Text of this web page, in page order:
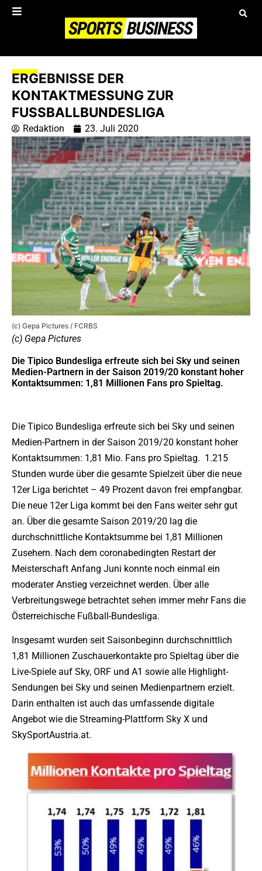
ERGEBNISSE DER
KONTAKTMESSUNG ZUR
FUSSBALLBUNDESLIGA
Redaktion 23. Juli 2020
(c) Gepa Pictures / FCRBS
(c) Gepa Pictures
Die Tipico Bundesliga erfreute sich bei Sky und seinen
Medien-Partnern in der Saison 2019/20 konstant hoher
Kontaktsummen: 1,81 Millionen Fans pro Spieltag.
Die Tipico Bundesliga erfreute sich bei Sky und seinen
Medien-Partnern in der Saison 2019/20 konstant hoher
Kontaktsummen: 1,81 Mio. Fans pro Spieltag. 1.215
Stunden wurde über die gesamte Spielzeit über die neue
12er Liga berichtet – 49 Prozent davon frei empfangbar.
Die neue 12er Liga kommt bei den Fans weiter sehr gut
an. Über die gesamte Saison 2019/20 lag die
durchschnittliche Kontaktsumme bei 1,81 Millionen
Zusehern. Nach dem coronabedingten Restart der
Meisterschaft Anfang Juni konnte noch einmal ein
moderater Anstieg verzeichnet werden. Über alle
Verbreitungswege betrachtet sehen immer mehr Fans die
Österreichische Fußball-Bundesliga.
Insgesamt wurden seit Saisonbeginn durchschnittlich
1,81 Millionen Zuschauerkontakte pro Spieltag über die
Live-Spiele auf Sky, ORF und A1 sowie alle Highlight-
Sendungen bei Sky und seinen Medienpartnern erzielt.
Darin enthalten ist auch das umfassende digitale
Angebot wie die Streaming-Plattform Sky X und
SkySportAustria.at.